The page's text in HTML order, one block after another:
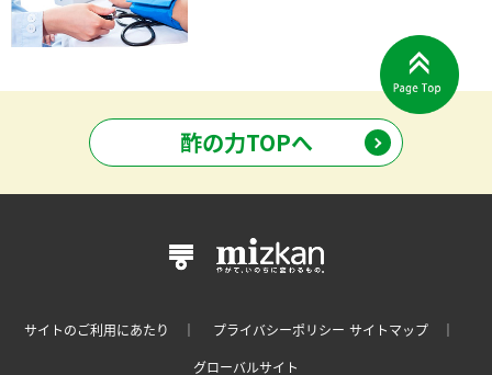
酢の力TOPへ
サイトのご利用にあたり ｜ プライバシーポリシー サイトマップ ｜
グローバルサイト